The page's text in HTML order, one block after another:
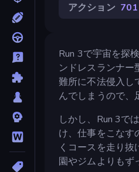
アクション 701
Run 3で宇宙を探
ンドレスランナ
難所に不法侵入し
んでしまうので、
しかし、Run 3で
け、仕事をこなす
くコースを走り
園やジムよりもず